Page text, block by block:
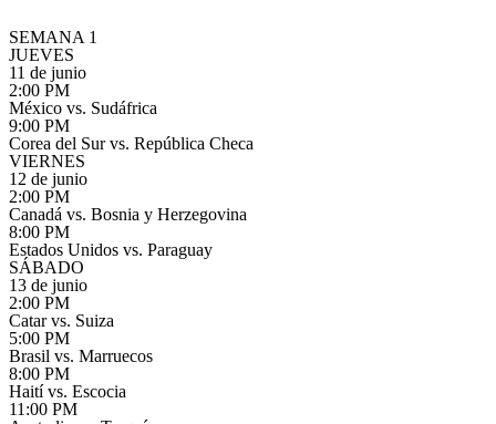
SEMANA 1
JUEVES
11 de junio
2:00 PM
México vs. Sudáfrica
9:00 PM
Corea del Sur vs. República Checa
VIERNES
12 de junio
2:00 PM
Canadá vs. Bosnia y Herzegovina
8:00 PM
Estados Unidos vs. Paraguay
SÁBADO
13 de junio
2:00 PM
Catar vs. Suiza
5:00 PM
Brasil vs. Marruecos
8:00 PM
Haití vs. Escocia
11:00 PM